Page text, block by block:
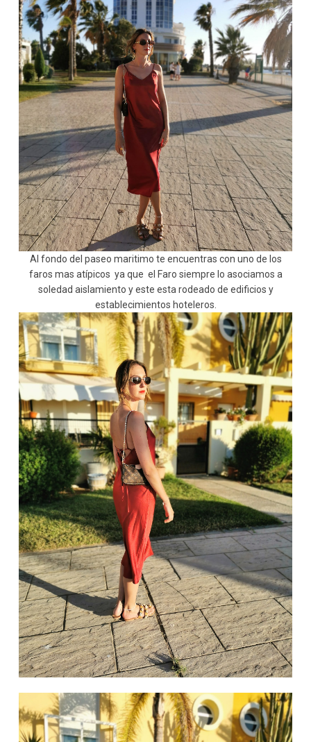
Al fondo del paseo maritimo te encuentras con uno de los
faros mas atípicos ya que el Faro siempre lo asociamos a
soledad aislamiento y este esta rodeado de edificios y
establecimientos hoteleros.